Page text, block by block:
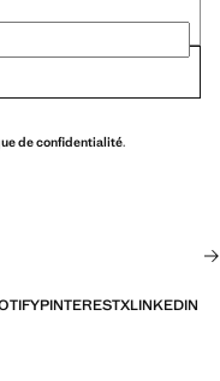
de confidentialité.
PINTERESTXLINKEDIN